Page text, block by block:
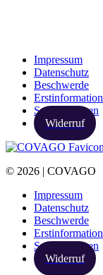
Impressum
Datenschutz
Beschwerde
Erstinformation
Spezialthemen
Widerruf
© 2026 | COVAGO
Impressum
Datenschutz
Beschwerde
Erstinformation
Spezialthemen
Widerruf